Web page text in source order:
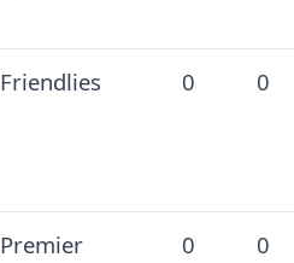
Friendlies 0 0
Premier
0 0